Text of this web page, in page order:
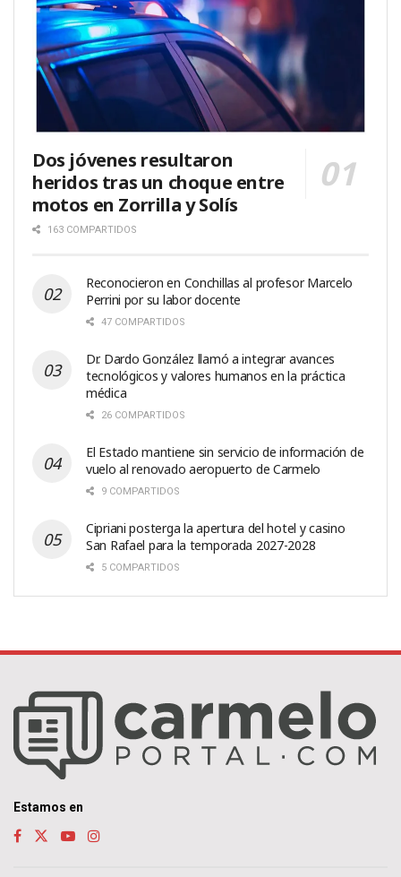
Dos jóvenes resultaron
heridos tras un choque entre
motos en Zorrilla y Solís
163 COMPARTIDOS
Reconocieron en Conchillas al profesor Marcelo
Perrini por su labor docente
47 COMPARTIDOS
Dr. Dardo González llamó a integrar avances
tecnológicos y valores humanos en la práctica
médica
26 COMPARTIDOS
El Estado mantiene sin servicio de información de
vuelo al renovado aeropuerto de Carmelo
9 COMPARTIDOS
Cipriani posterga la apertura del hotel y casino
San Rafael para la temporada 2027-2028
5 COMPARTIDOS
Estamos en